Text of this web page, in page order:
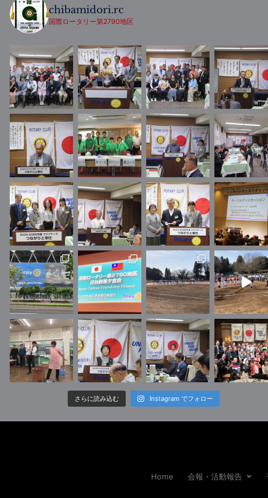
chibamidori.rc
国際ロータリー第2790地区
さらに読み込む Instagram でフォロー
Home 会報・活動報告